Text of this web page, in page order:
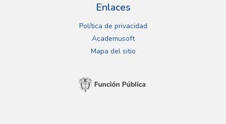
Enlaces
Política de privacidad
Academusoft
Mapa del sitio